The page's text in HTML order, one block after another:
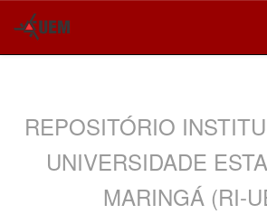
REPOSITÓRIO
UNIVERSIDADE
MARINGÁ (RI-